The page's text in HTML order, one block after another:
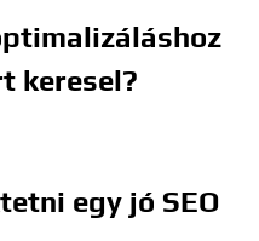
keresel?
egy jó SEO